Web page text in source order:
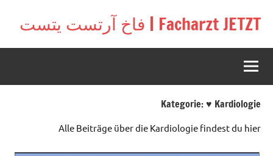
InhaltFacharzt JETZT | فاخ آرتست يتست
Free
interactive
community
for
in
Switzerland,
Kategorie:♥️ Kardiologie
Alle Beiträge über die Kardiologie findest du hier